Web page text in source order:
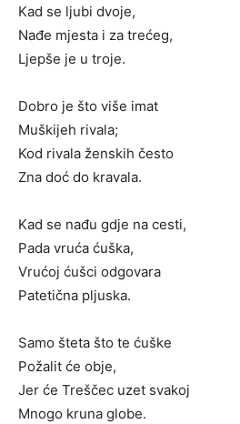
Kad se ljubi dvoje,
Nađe mjesta i za trećeg,
Ljepše je u troje.
Dobro je što više imat
Muškijeh rivala;
Kod rivala ženskih često
Zna doć do kravala.
Kad se nađu gdje na cesti,
Pada vruća ćuška,
Vrućoj ćušci odgovara
Patetična pljuska.
Samo šteta što te ćuške
Požalit će obje,
Jer će Treščec uzet svakoj
Mnogo kruna globe.